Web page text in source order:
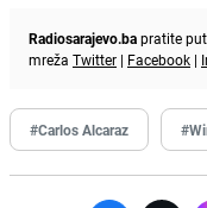
Radiosarajevo.bapratite
mreža Twitter | Facebook |
#Carlos Alcaraz